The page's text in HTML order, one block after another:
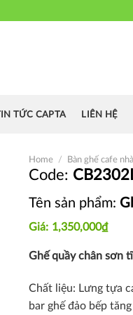
TỨC CAPTA LIÊN HỆ
Home / Bàn ghế cafe
Tên sản phẩm:
1,350,000₫
Ghế quầy chân sơn
Chất liệu: Lưng tựa
bar ghế đảo bếp